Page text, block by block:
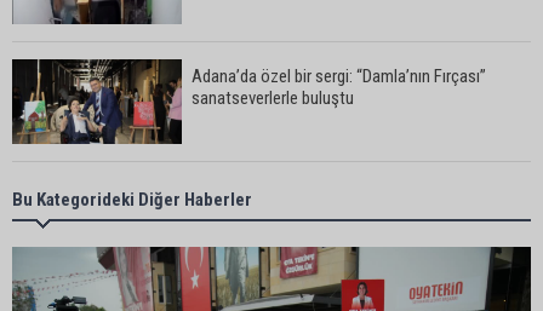
Adana’da özel bir sergi: “Damla’nın Fırçası”
sanatseverlerle buluştu
Adana’da 52 yıllık yorgancı mesleğinin
geleceğinden endişeli: “Bu mesleği çocuğuma
Bu Kategorideki Diğer Haberler